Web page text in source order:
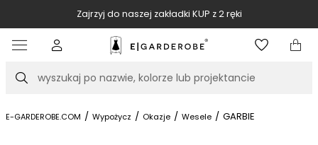
naszej zakładki KUP z 2 ręki
Szukaj
E-GARDEROBE.COM / Wypożycz / Okazje / Wesele / GARBIE